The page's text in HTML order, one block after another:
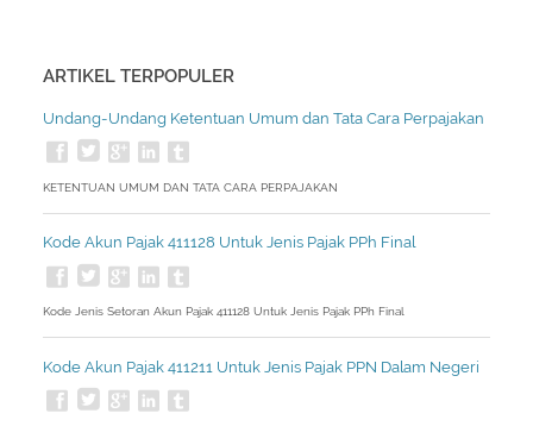
ARTIKEL TERPOPULER
Undang-Undang Ketentuan Umum dan Tata Cara Perpajakan
KETENTUAN UMUM DAN TATA CARA PERPAJAKAN
Kode Akun Pajak 411128 Untuk Jenis Pajak PPh Final
Kode Jenis Setoran Akun Pajak 411128 Untuk Jenis Pajak PPh Final
Kode Akun Pajak 411211 Untuk Jenis Pajak PPN Dalam Negeri